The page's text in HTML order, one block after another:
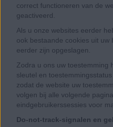
correct functioneren van de
geactiveerd.
Als u onze websites eerder
ook bestaande cookies uit uw
eerder zijn opgeslagen.
Zodra u ons uw toestemming
sleutel en
zodat de website uw
volgen bij alle volgende
eindgebruikerssessies voor
Do-not-track-signalen en